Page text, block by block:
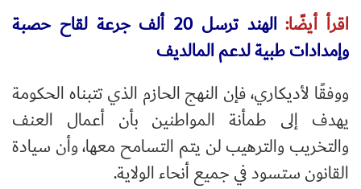
اقرأ أيضًا:
الهند ترسل 20 ألف جرعة لقاح حصبة
وإمدادات طبية لدعم المالديف
ووفقًا لأديكاري، فإن النهج الحازم الذي تتبناه الحكومة
يهدف إلى طمأنة المواطنين بأن أعمال العنف
والتخريب والترهيب لن يتم التسامح معها، وأن سيادة
القانون ستسود في جميع أنحاء الولاية.